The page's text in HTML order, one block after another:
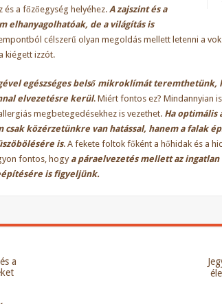
és a főzőegység helyéhez. A zajszint és a
elhanyagolhatóak, de a világítás is
célszerű olyan megoldás mellett letenni a
kiégett izzót.
egészséges belső mikroklímát teremthetünk,
elvezetésre kerül. Miért fontos ez? Mindannyian
megbetegedésekhez is vezethet. Ha optimális
csak közérzetünkre van hatással, hanem a falak
is. A fekete foltok főként a hőhidak és a
fontos, hogy a páraelvezetés mellett az ingatlan
is figyeljünk.
a